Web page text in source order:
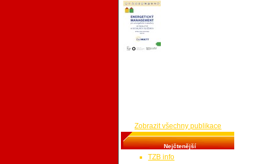
Zobrazit všechny publikace
Nejčtenější
TZB info